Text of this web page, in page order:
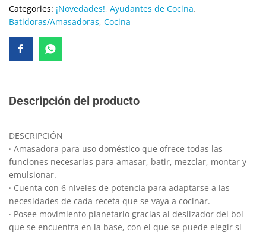
Categories: ¡Novedades!, Ayudantes de Cocina,
Batidoras/Amasadoras, Cocina
Descripción del producto
DESCRIPCIÓN
· Amasadora para uso doméstico que ofrece todas las
funciones necesarias para amasar, batir, mezclar, montar y
emulsionar.
· Cuenta con 6 niveles de potencia para adaptarse a las
necesidades de cada receta que se vaya a cocinar.
· Posee movimiento planetario gracias al deslizador del bol
que se encuentra en la base, con el que se puede elegir si